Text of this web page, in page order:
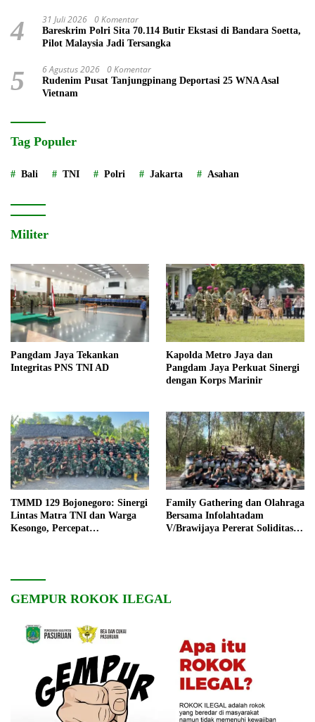
4 31 Juli 2026 0 Komentar
Bareskrim Polri Sita 70.114 Butir Ekstasi di Bandara Soetta,
Pilot Malaysia Jadi Tersangka
5 6 Agustus 2026 0 Komentar
Rudenim Pusat Tanjungpinang Deportasi 25 WNA Asal
Vietnam
Tag Populer
Bali TNI Polri Jakarta Asahan
Militer
Pangdam Jaya Tekankan
Integritas PNS TNI AD
Kapolda Metro Jaya dan
Pangdam Jaya Perkuat Sinergi
dengan Korps Marinir
TMMD 129 Bojonegoro: Sinergi
Lintas Matra TNI dan Warga
Kesongo, Percepat
Family Gathering dan Olahraga
Bersama Infolahtadam
V/Brawijaya Pererat Soliditas
GEMPUR ROKOK ILEGAL